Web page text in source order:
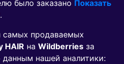
было заказано Показать
.
самых продаваемых
HAIR на Wildberries за
нашей аналитики: